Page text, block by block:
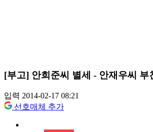
[부고] 안희준씨 별세 - 안재우씨 부
입력 2014-02-17 08:21
선호매체 추가